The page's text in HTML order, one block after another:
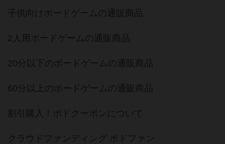
子供向けボードゲームの通販商品
2人用ボードゲームの通販商品
20分以下のボードゲームの通販商品
60分以上のボードゲームの通販商品
割引購入！ボドクーポンについて
クラウドファンディング ボドファン